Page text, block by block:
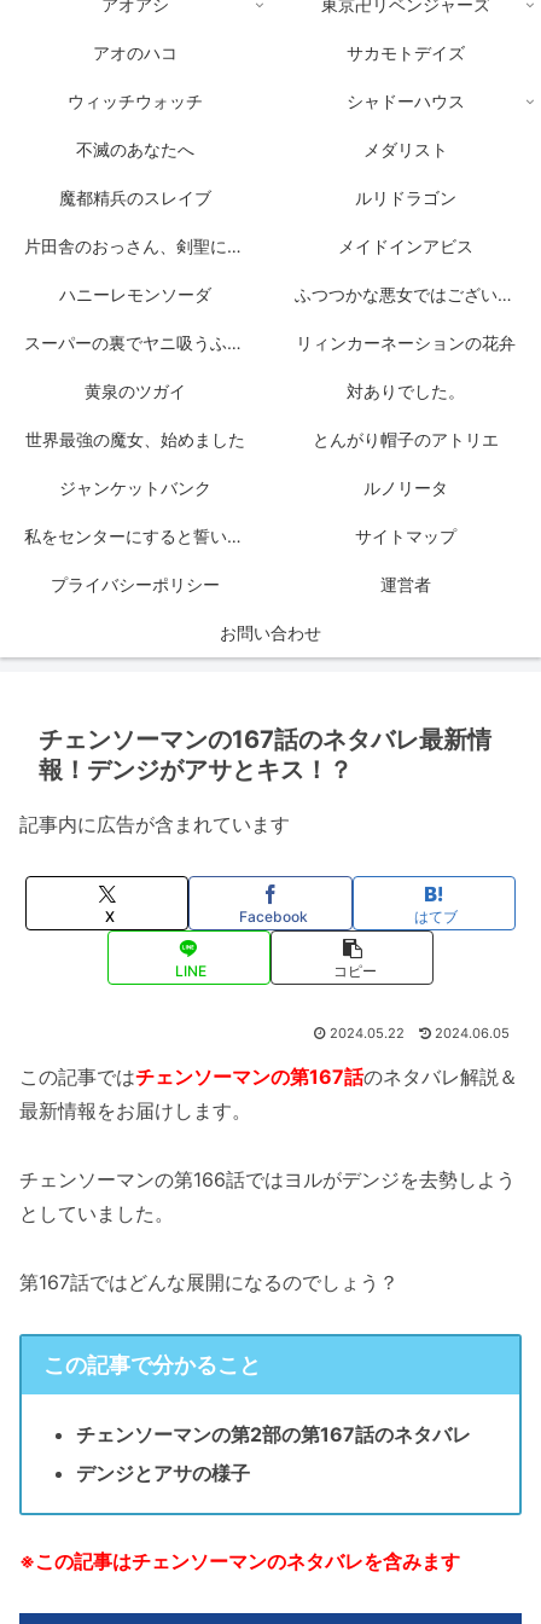
アオアシ 東京卍リベンジャーズ
アオのハコ サカモトデイズ
ウィッチウォッチ シャドーハウス
不滅のあなたへ メダリスト
魔都精兵のスレイブ ルリドラゴン
片田舎のおっさん、剣聖になる メイドインアビス
ハニーレモンソーダ ふつつかな悪女ではございますが
スーパーの裏でヤニ吸うふたり リィンカーネーションの花弁
黄泉のツガイ 対ありでした。
世界最強の魔女、始めました とんがり帽子のアトリエ
ジャンケットバンク ルノリータ
私をセンターにすると誓いますか？ サイトマップ
プライバシーポリシー 運営者
お問い合わせ
チェンソーマンの167話のネタバレ最新情
報！デンジがアサとキス！？
記事内に広告が含まれています
X Facebook はてブ
LINE コピー
2024.05.22 2024.06.05
この記事ではチェンソーマンの第167話のネタバレ解説＆
最新情報をお届けします。
チェンソーマンの第166話ではヨルがデンジを去勢しよう
としていました。
第167話ではどんな展開になるのでしょう？
この記事で分かること
チェンソーマンの第2部の第167話のネタバレ
デンジとアサの様子
※この記事はチェンソーマンのネタバレを含みます